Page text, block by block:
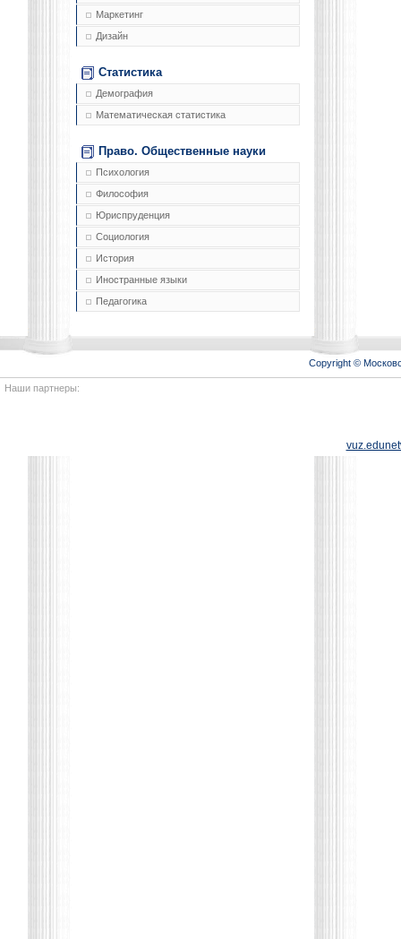
Маркетинг
Дизайн
Статистика
Демография
Математическая статистика
Право. Общественные науки
Психология
Философия
Юриспруденция
Социология
История
Иностранные языки
Педагогика
Copyright ©
Наши партнеры: